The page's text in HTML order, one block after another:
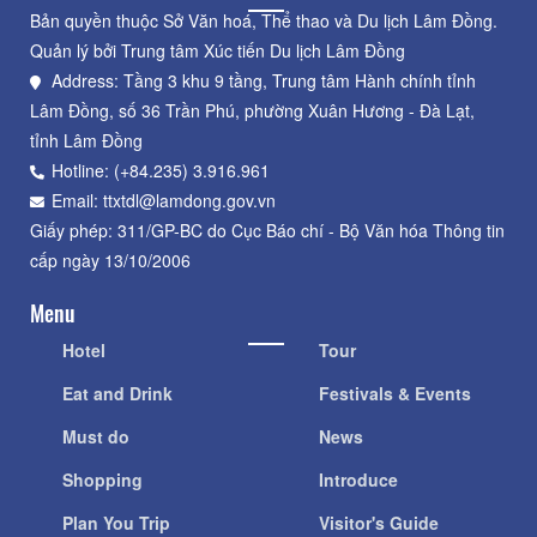
Bản quyền thuộc Sở Văn hoá, Thể thao và Du lịch Lâm Đồng.
Quản lý bởi Trung tâm Xúc tiến Du lịch Lâm Đồng
Address: Tầng 3 khu 9 tầng, Trung tâm Hành chính tỉnh
Lâm Đồng, số 36 Trần Phú, phường Xuân Hương - Đà Lạt,
tỉnh Lâm Đồng
Hotline: (+84.235) 3.916.961
Email: ttxtdl@lamdong.gov.vn
Giấy phép: 311/GP-BC do Cục Báo chí - Bộ Văn hóa Thông tin
cấp ngày 13/10/2006
Menu
Hotel
Eat and Drink
Must do
Shopping
Plan You Trip
Tour
Festivals & Events
News
Introduce
Visitor's Guide